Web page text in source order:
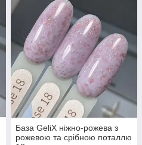
База GeliX ніжно-рожева з
рожевою та срібною поталлю